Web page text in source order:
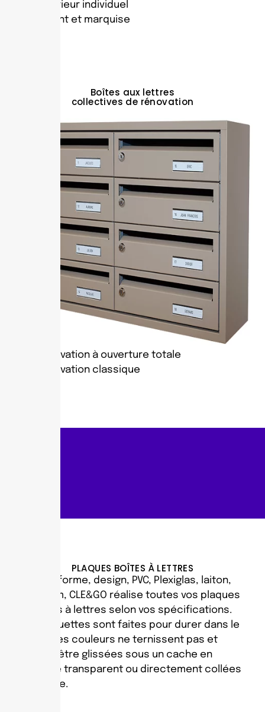
Extérieur individuel
Auvent et marquise
Boîtes aux lettres
collectives de rénovation
Rénovation à ouverture totale
Rénovation classique
PLAQUES BOÎTES À LETTRES
Couleur, forme, design, PVC, Plexiglas, laiton,
aluminium, CLE&GO réalise toutes vos plaques
de boîtes à lettres selon vos spécifications.
Nos plaquettes sont faites pour durer dans le
temps : les couleurs ne ternissent pas et
peuvent être glissées sous un cache en
plastique transparent ou directement collées
en façade.